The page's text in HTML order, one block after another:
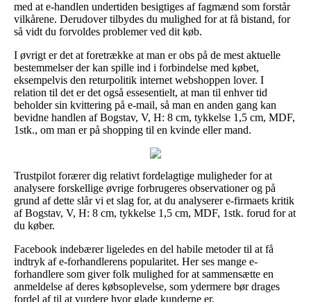
med at e-handlen undertiden besigtiges af fagmænd som forstår
vilkårene. Derudover tilbydes du mulighed for at få bistand, for
så vidt du forvoldes problemer ved dit køb.
I øvrigt er det at foretrække at man er obs på de mest aktuelle
bestemmelser der kan spille ind i forbindelse med købet,
eksempelvis den returpolitik internet webshoppen lover. I
relation til det er det også essesentielt, at man til enhver tid
beholder sin kvittering på e-mail, så man en anden gang kan
bevidne handlen af Bogstav, V, H: 8 cm, tykkelse 1,5 cm, MDF,
1stk., om man er på shopping til en kvinde eller mand.
Trustpilot forærer dig relativt fordelagtige muligheder for at
analysere forskellige øvrige forbrugeres observationer og på
grund af dette slår vi et slag for, at du analyserer e-firmaets kritik
af Bogstav, V, H: 8 cm, tykkelse 1,5 cm, MDF, 1stk. forud for at
du køber.
Facebook indebærer ligeledes en del habile metoder til at få
indtryk af e-forhandlerens popularitet. Her ses mange e-
forhandlere som giver folk mulighed for at sammensætte en
anmeldelse af deres købsoplevelse, som ydermere bør drages
fordel af til at vurdere hvor glade kunderne er.